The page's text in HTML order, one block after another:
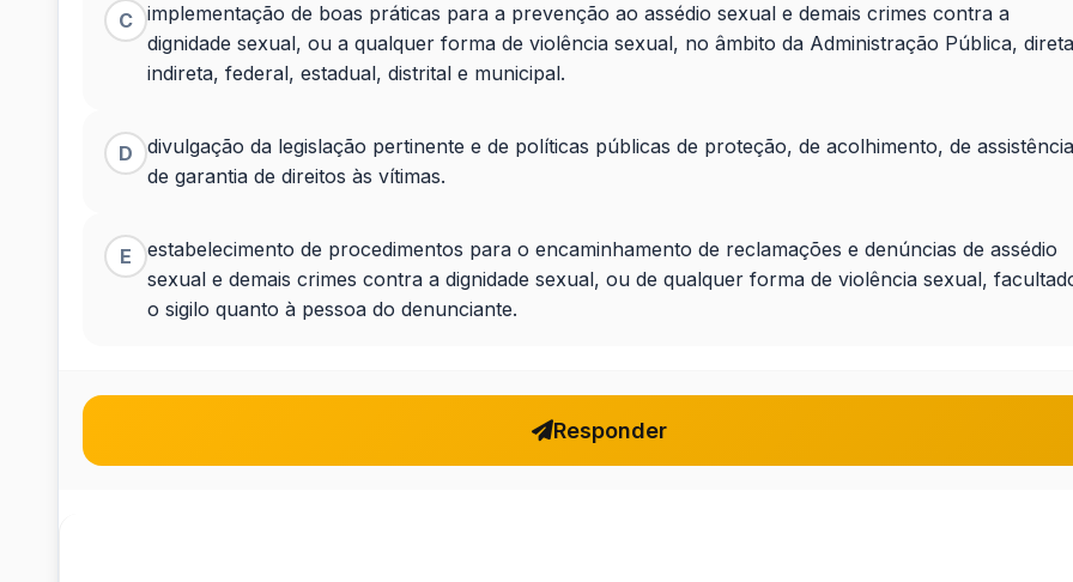
C implementação de boas práticas para a prevenção ao assédio sexual e demais crimes contra a
dignidade sexual, ou a qualquer forma de violência sexual, no âmbito da Administração Pública,
indireta, federal, estadual, distrital e municipal.
D
divulgação da legislação pertinente e de políticas públicas de proteção, de acolhimento, de
de garantia de direitos às vítimas.
E
estabelecimento de procedimentos para o encaminhamento de reclamações e denúncias de assédio
sexual e demais crimes contra a dignidade sexual, ou de qualquer forma de violência sexual,
o sigilo quanto à pessoa do denunciante.
Responder